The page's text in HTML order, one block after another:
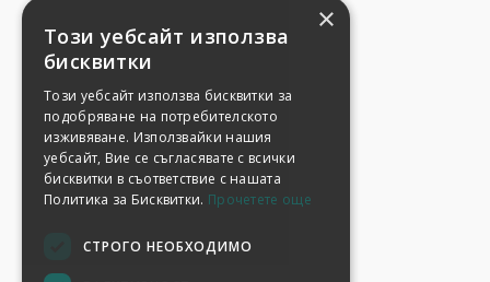
×
Този уебсайт използва
бисквитки
Този уебсайт използва бисквитки за
подобряване на потребителското
изживяване. Използвайки нашия
уебсайт, Вие се съгласявате с всички
бисквитки в съответствие с нашата
Политика за Бисквитки. Прочетете още
СТРОГО НЕОБХОДИМО